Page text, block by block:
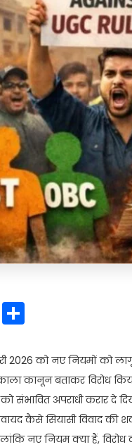
Gmail
2026 को नए नियमों को
कानून बताकर विरोध
संभावित अपराधी करार दे
कैसे सियासी विवाद की
नए नियम क्या हैं,